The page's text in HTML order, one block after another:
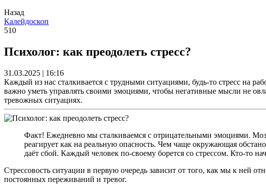
Назад
Калейдоскоп
510
Психолог: как преодолеть стресс?
31.03.2025 | 16:16
Каждый из нас сталкивается с трудными ситуациями, будь-то стресс на
важно уметь управлять своими эмоциями, чтобы негативные мысли не
тревожных ситуациях.
Факт! Ежедневно мы сталкиваемся с отрицательными эмоциями.
реагирует как на реальную опасность. Чем чаще окружающая
даёт сбой. Каждый человек по-своему борется со стрессом. Кто-то
Стрессовость ситуации в первую очередь зависит от того, как мы к ней
постоянных переживаний и тревог.